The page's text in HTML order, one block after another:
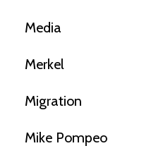
Media
Merkel
Migration
Mike Pompeo